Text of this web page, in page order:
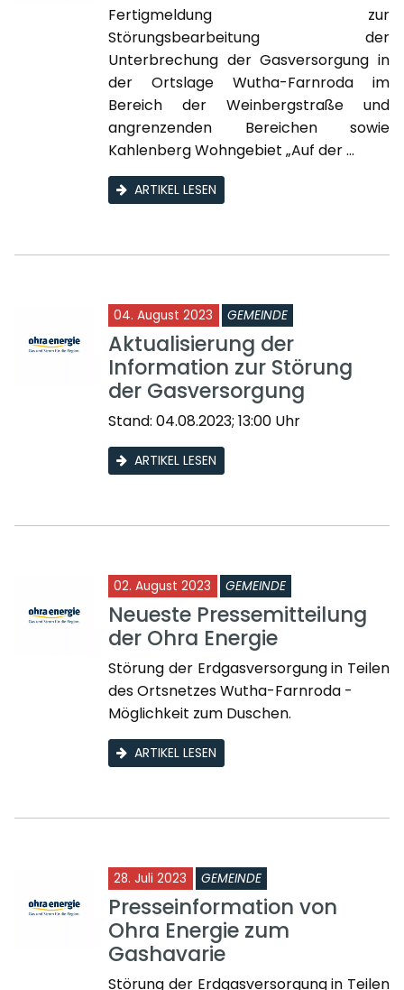
Fertigmeldung zur
Störungsbearbeitung der
Unterbrechung der Gasversorgung in
der Ortslage Wutha-Farnroda im
Bereich der Weinbergstraße und
angrenzenden Bereichen sowie
Kahlenberg Wohngebiet „Auf der ...
ARTIKEL LESEN
04. August 2023 GEMEINDE
Aktualisierung der
Information zur Störung
der Gasversorgung
Stand: 04.08.2023; 13:00 Uhr
ARTIKEL LESEN
02. August 2023 GEMEINDE
Neueste Pressemitteilung
der Ohra Energie
Störung der Erdgasversorgung in Teilen
des Ortsnetzes Wutha-Farnroda -
Möglichkeit zum Duschen.
ARTIKEL LESEN
28. Juli 2023 GEMEINDE
Presseinformation von
Ohra Energie zum
Gashavarie
Störung der Erdgasversorgung in Teilen